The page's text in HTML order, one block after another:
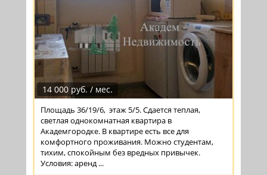
14 000 руб. / мес.
Площадь 36/19/6, этаж 5/5. Сдается теплая,
светлая однокомнатная квартира в
Академгородке. В квартире есть все для
комфортного проживания. Можно студентам,
тихим, спокойным без вредных привычек.
Условия: аренд ...